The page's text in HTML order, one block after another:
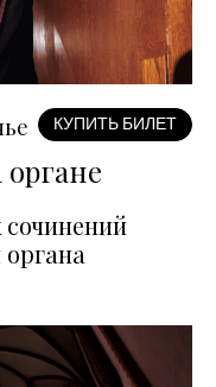
КУПИТЬ БИЛЕТ